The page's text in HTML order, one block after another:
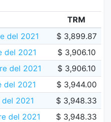
TRM
del 2021
$ 3,899.87
del 2021
$ 3,906.10
del 2021
$ 3,906.10
del 2021
$ 3,944.00
2021
$ 3,948.33
del 2021
$ 3,948.33